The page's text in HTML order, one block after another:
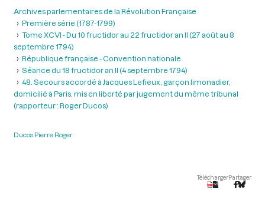
Archives parlementaires de la Révolution Française
Première série (1787-1799)
Tome XCVI - Du 10 fructidor au 22 fructidor an II (27 août au 8
septembre 1794)
République française - Convention nationale
Séance du 18 fructidor an II (4 septembre 1794)
48. Secours accordé à Jacques Lefieux, garçon limonadier,
domicilié à Paris, mis en liberté par jugement du même tribunal
(rapporteur : Roger Ducos)
Ducos Pierre Roger
TéléchargerPartager